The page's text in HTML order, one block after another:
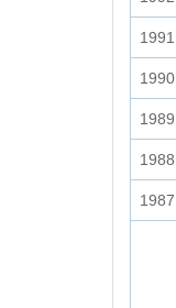
1991
1990
1989
1988
1987